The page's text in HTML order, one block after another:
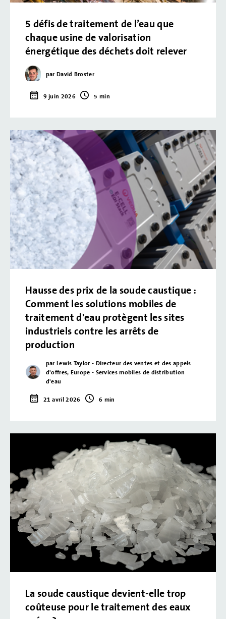
5 défis de traitement de l’eau que
chaque usine de valorisation
énergétique des déchets doit relever
par David Broster
9 juin 2026 5 min
Hausse des prix de la soude caustique :
Comment les solutions mobiles de
traitement d'eau protègent les sites
industriels contre les arrêts de
production
par Lewis Taylor - Directeur des ventes et des appels
d'offres, Europe - Services mobiles de distribution
d'eau
21 avril 2026 6 min
La soude caustique devient-elle trop
coûteuse pour le traitement des eaux